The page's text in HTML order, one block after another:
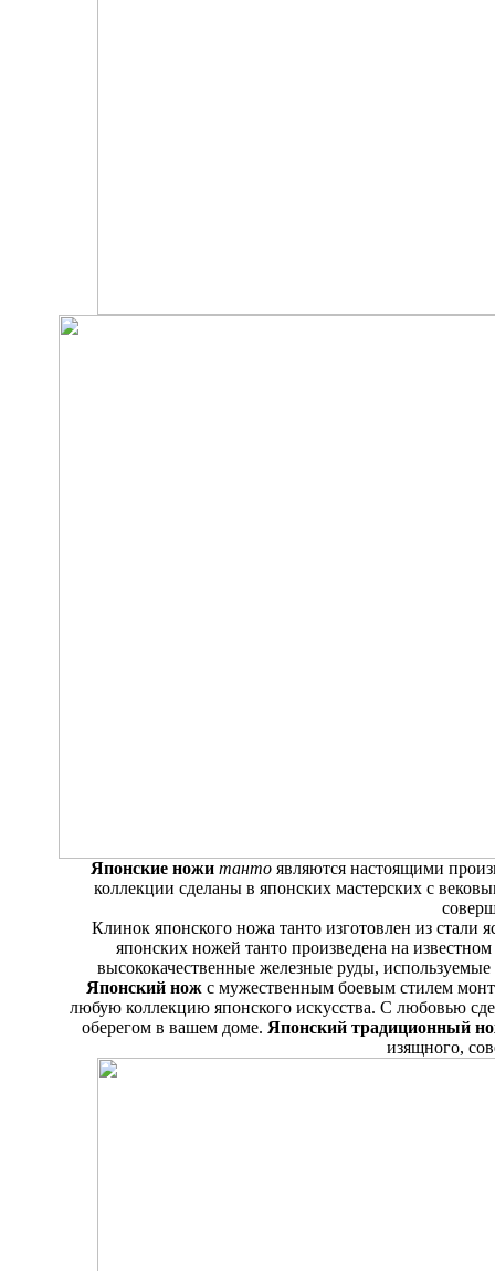
Японские ножи тантоявляются настоящими
коллекции сделаны в японских мастерских с
Клинок японского ножа танто изготовлен из стали
японских ножей танто произведена на
высококачественные железные руды,
Японский нож с мужественным боевым стилем
любую коллекцию японского искусства. С любовью
оберегом в вашем доме. Японский традиционный
изящного,